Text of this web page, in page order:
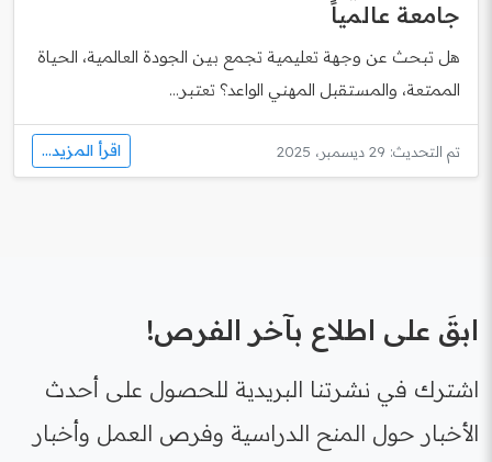
جامعة عالمياً
هل تبحث عن وجهة تعليمية تجمع بين الجودة العالمية، الحياة
الممتعة، والمستقبل المهني الواعد؟ تعتبر...
تم التحديث: 29 ديسمبر، 2025 اقرأ المزيد...
ابقَ على اطلاع بآخر الفرص!
اشترك في نشرتنا البريدية للحصول على أحدث
الأخبار حول المنح الدراسية وفرص العمل وأخبار